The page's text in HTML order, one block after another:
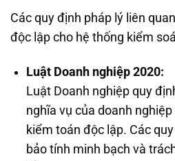
Các quy định pháp lý liên
độc lập cho hệ thống kiểm
Luật Doanh nghiệp 2020:
Luật Doanh nghiệp quy
nghĩa vụ của doanh
kiểm toán độc lập. Các
bảo tính minh bạch và